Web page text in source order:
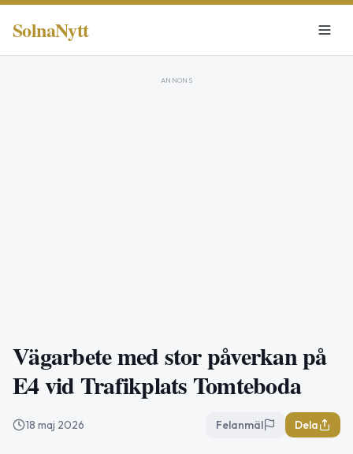
SolnaNytt
ANNONS
Vägarbete med stor påverkan på
E4 vid Trafikplats Tomteboda
18 maj 2026 Felanmäl Dela